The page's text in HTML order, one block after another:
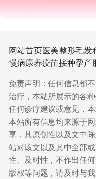
网站首页 医美整形毛发
慢病康养疫苗接种孕产
免责声明：任何信息都
治疗，本站所展示的各
任何诊疗建议或意见，
本站所有信息均来源于
享，其原创性以及文中
站对该文以及其中全部
性、及时性，不作出任
版权等问题，请及时与